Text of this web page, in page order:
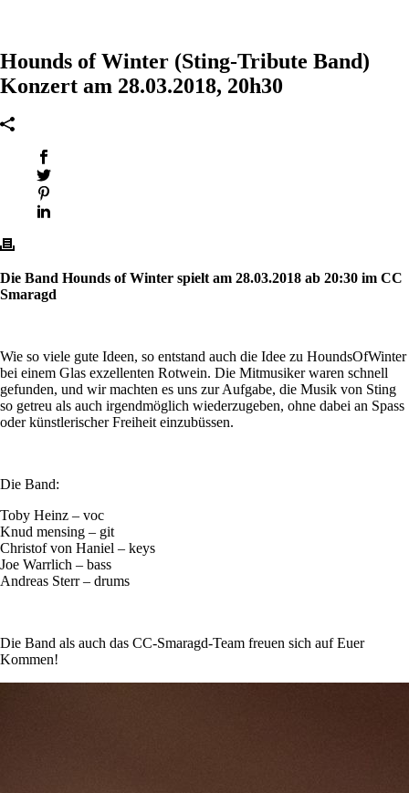
Hounds of Winter (Sting-Tribute Band)
Konzert am 28.03.2018, 20h30
Die Band Hounds of Winter spielt am 28.03.2018 ab 20:30 im CC
Smaragd
Wie so viele gute Ideen, so entstand auch die Idee zu HoundsOfWinter
bei einem Glas exzellenten Rotwein. Die Mitmusiker waren schnell
gefunden, und wir machten es uns zur Aufgabe, die Musik von Sting
so getreu als auch irgendmöglich wiederzugeben, ohne dabei an Spass
oder künstlerischer Freiheit einzubüssen.
Die Band:
Toby Heinz – voc
Knud mensing – git
Christof von Haniel – keys
Joe Warrlich – bass
Andreas Sterr – drums
Die Band als auch das CC-Smaragd-Team freuen sich auf Euer
Kommen!